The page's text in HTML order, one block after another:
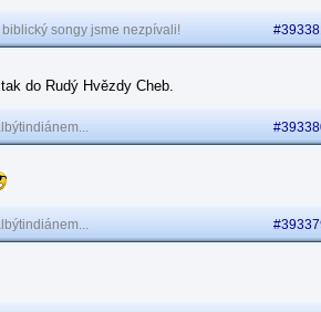
songy jsme nezpívali!
do Rudý Hvězdy Cheb.